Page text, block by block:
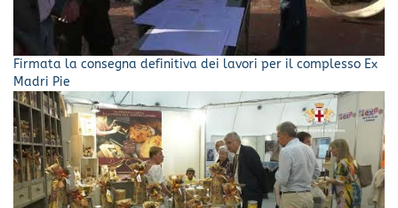
Firmata la consegna definitiva dei lavori per il complesso Ex
Madri Pie